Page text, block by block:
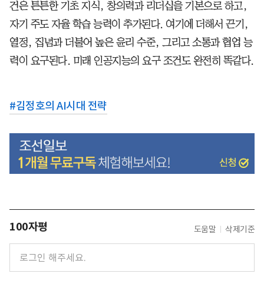
건은 튼튼한 기초 지식, 창의력과 리더십을 기본으로 하고,
자기 주도 자율 학습 능력이 추가된다. 여기에 더해서 끈기,
열정, 집념과 더불어 높은 윤리 수준, 그리고 소통과 협업 능
력이 요구된다. 미래 인공지능의 요구 조건도 완전히 똑같다.
#김정호의 AI시대 전략
100자평 도움말 삭제기준